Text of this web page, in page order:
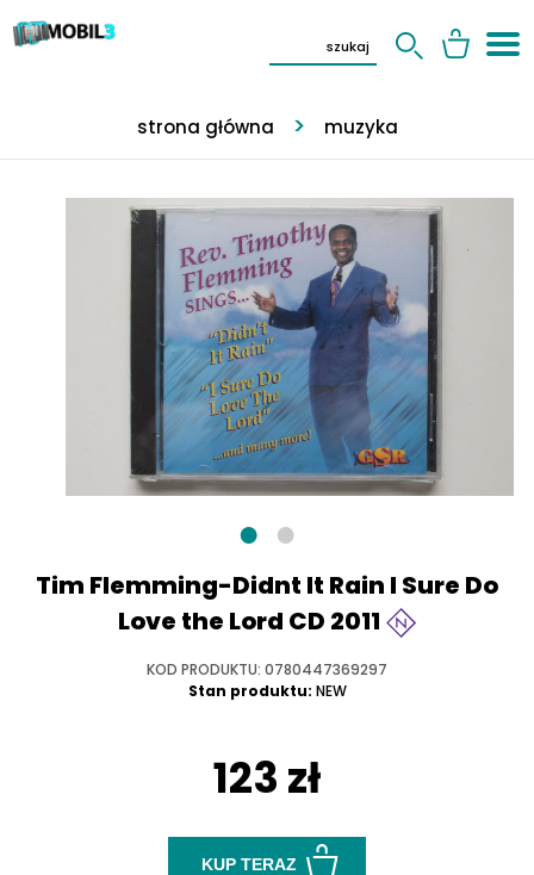
strona główna muzyka
Tim Flemming-Didnt It Rain I Sure Do
Love the Lord CD 2011
KOD PRODUKTU: 0780447369297
Stan produktu: NEW
123 zł
KUP TERAZ